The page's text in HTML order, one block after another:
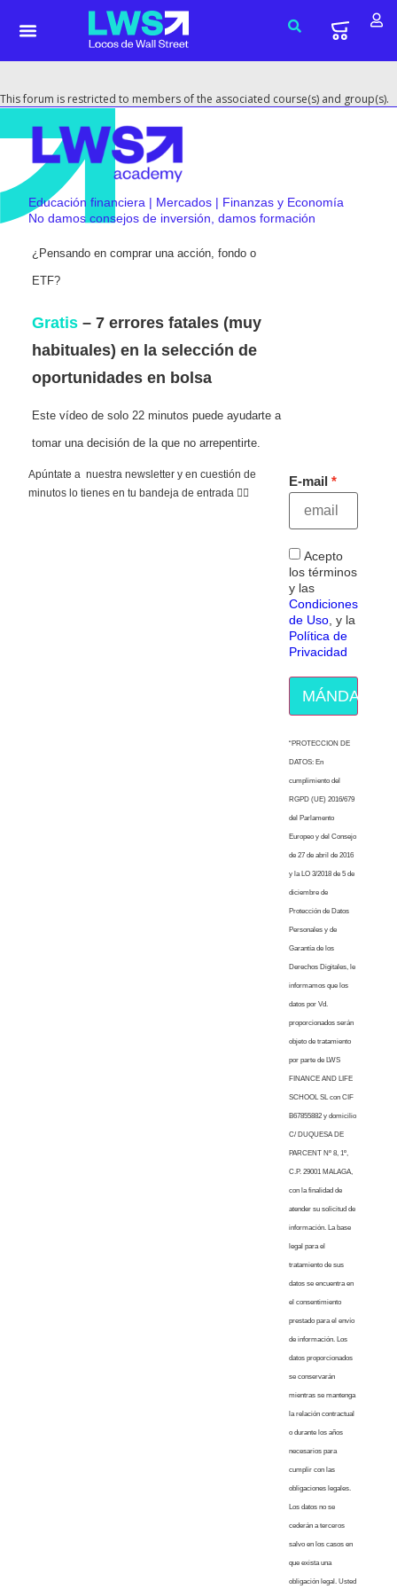
This forum is restricted to members of the associated course(s) and group(s).
Educación financiera | Mercados | Finanzas y Economía
No damos consejos de inversión, damos formación
¿Pensando en comprar una acción, fondo o
ETF?
Gratis – 7 errores fatales (muy
habituales) en la selección de
oportunidades en bolsa
Este vídeo de solo 22 minutos puede ayudarte a
tomar una decisión de la que no arrepentirte.
Apúntate a nuestra newsletter y en cuestión de
minutos lo tienes en tu bandeja de entrada 👇🏻
E-mail
Acepto
los términos
y las
Condiciones
de Uso, y la
Política de
Privacidad
MÁNDAME
“PROTECCION DE
DATOS: En
cumplimiento del
RGPD (UE) 2016/679
del Parlamento
Europeo y del Consejo
de 27 de abril de 2016
y la LO 3/2018 de 5 de
diciembre de
Protección de Datos
Personales y de
Garantía de los
Derechos Digitales, le
informamos que los
datos por Vd.
proporcionados serán
objeto de tratamiento
por parte de LWS
FINANCE AND LIFE
SCHOOL SL con CIF
B67855882 y domicilio
C/ DUQUESA DE
PARCENT Nº 8, 1º,
C.P. 29001 MALAGA,
con la finalidad de
atender su solicitud de
información. La base
legal para el
tratamiento de sus
datos se encuentra en
el consentimiento
prestado para el envío
de información. Los
datos proporcionados
se conservarán
mientras se mantenga
la relación contractual
o durante los años
necesarios para
cumplir con las
obligaciones legales.
Los datos no se
cederán a terceros
salvo en los casos en
que exista una
obligación legal. Usted